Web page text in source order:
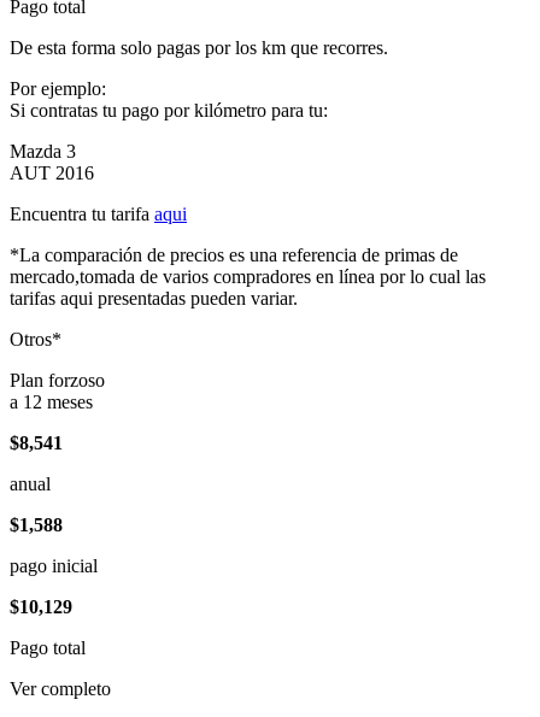
Pago total
De esta forma solo pagas por los km que recorres.
Por ejemplo:
Si contratas tu pago por kilómetro para tu:
Mazda 3
AUT 2016
Encuentra tu tarifa aqui
*La comparación de precios es una referencia de primas de
mercado,tomada de varios compradores en línea por lo cual las
tarifas aqui presentadas pueden variar.
Otros*
Plan forzoso
a 12 meses
$8,541
anual
$1,588
pago inicial
$10,129
Pago total
Ver completo